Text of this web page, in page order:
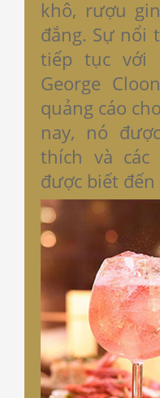
khô, rượu
đắng. Sự nổi
tiếp tục với
George
quảng cáo
nay, nó
thích và các
được biết